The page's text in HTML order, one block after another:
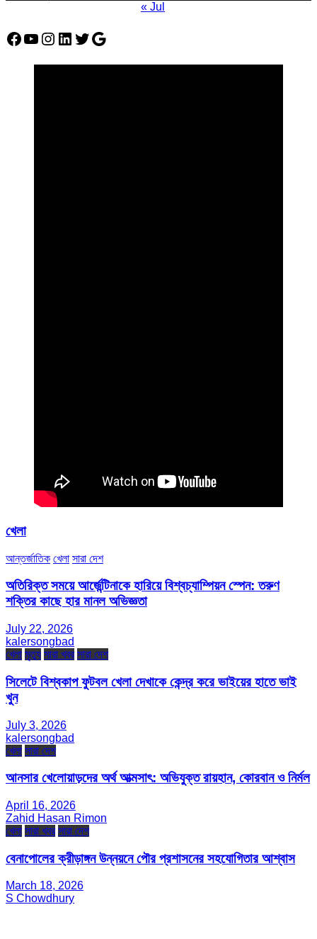
« Jul
Facebook
YouTube
Instagram
LinkedIn
Twitter
Google
খেলা
আন্তর্জাতিক খেলা সারা দেশ
অতিরিক্ত সময়ে আর্জেন্টিনাকে হারিয়ে বিশ্বচ্যাম্পিয়ন স্পেন: তরুণ
শক্তির কাছে হার মানল অভিজ্ঞতা
July 22, 2026
kalersongbad
খেলা মৃত্যু সারা খবর সারা দেশ
সিলেটে বিশ্বকাপ ফুটবল খেলা দেখাকে কেন্দ্র করে ভাইয়ের হাতে ভাই
খুন
July 3, 2026
kalersongbad
খেলা সারা দেশ
আনসার খেলোয়াড়দের অর্থ আত্মসাৎ: অভিযুক্ত রায়হান, কোরবান ও নির্মল
April 16, 2026
Zahid Hasan Rimon
খেলা সারা খবর সারা দেশ
বেনাপোলের ক্রীড়াঙ্গন উন্নয়নে পৌর প্রশাসনের সহযোগিতার আশ্বাস
March 18, 2026
S Chowdhury